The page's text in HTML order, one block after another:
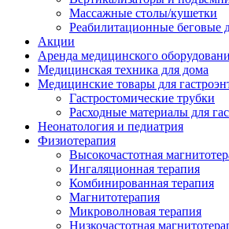
Массажные столы/кушетки
Реабилитационные беговые
Акции
Аренда медицинского
Медицинская техника для дома
Медицинские товары для
Гастростомические трубки
Расходные материалы для
Неонатология и педиатрия
Физиотерапия
Высокочастотная
Ингаляционная терапия
Комбинированная терапия
Магнитотерапия
Микроволновая терапия
Низкочастотная